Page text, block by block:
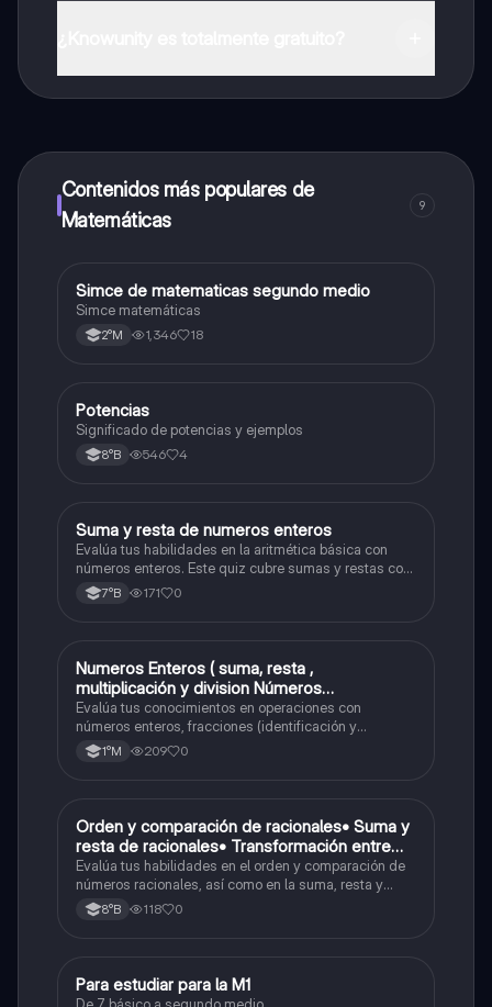
a determinadas funciones.
Contenidos más populares de
Matemáticas
9
Matemáticas
Simce de matematicas segundo medio
Simce matemáticas
2°M 1,346 18
Matemáticas
Potencias
Significado de potencias y ejemplos
8°B 546 4
SMatemáticas
Suma y resta de numeros enteros
Evalúa tus habilidades en la aritmética básica con
números enteros. Este quiz cubre sumas y restas con
números positivos y negativos.
7°B 171 0
Matemáticas
Numeros Enteros ( suma, resta ,
multiplicación y division Números
Fraccionarios si es Propia o Impropia o mixto
( suma , resta , multiplicación y división)
Porcentaje ( fracción, porcentual y decimal).
Evalúa tus conocimientos en operaciones con
números enteros, fracciones (identificación y
operaciones) y conversiones de porcentajes (fracción,
decimal y viceversa).
1°M 209 0
OMatemáticas
Orden y comparación de racionales• Suma y
resta de racionales• Transformación entre
decimales y fracciones
Evalúa tus habilidades en el orden y comparación de
números racionales, así como en la suma, resta y
conversión entre decimales y fracciones.
8°B 118 0
Matemáticas
Para estudiar para la M1